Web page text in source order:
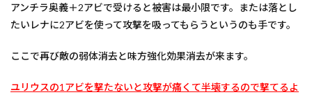
アンチラ奥義＋2アビで受けると被害は最小限です。または落とし
たいレナに2アビを使って攻撃を吸ってもらうというのも手です。
ここで再び敵の弱体消去と味方強化効果消去が来ます。
ユリウスの1アビを撃たないと攻撃が痛くて半壊するので撃てるよ